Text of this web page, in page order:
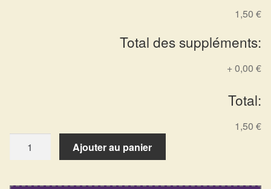
Ésotérisme : les pratiques spirituelles du monde invisible
1,50 €
Total des suppléments:
+0,00 €
Total:
1,50 €
bijou
Ajouter au panier